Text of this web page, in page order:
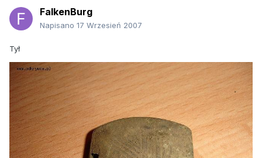
FalkenBurg
Napisano 17 Wrzesień 2007
Tył